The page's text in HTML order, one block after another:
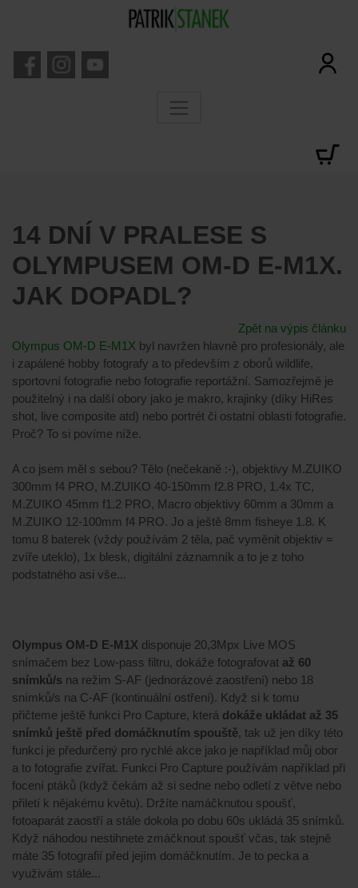
14 DNÍ V PRALESE S
OLYMPUSEM OM-D E-M1X.
JAK DOPADL?
Zpět na výpis článku
Olympus OM-D E-M1X byl navržen hlavně pro profesionály, ale
i zapálené hobby fotografy a to především z oborů wildlife,
sportovní fotografie nebo fotografie reportážní. Samozřejmě je
použitelný i na další obory jako je makro, krajinky (díky HiRes
shot, live composite atd) nebo portrét či ostatní oblasti fotografie.
Proč? To si povíme níže.
A co jsem měl s sebou? Tělo (nečekaně :-), objektivy M.ZUIKO
300mm f4 PRO, M.ZUIKO 40-150mm f2.8 PRO, 1.4x TC,
M.ZUIKO 45mm f1.2 PRO, Macro objektivy 60mm a 30mm a
M.ZUIKO 12-100mm f4 PRO. Jo a ještě 8mm fisheye 1.8. K
tomu 8 baterek (vždy používám 2 těla, pač vyměnit objektiv =
zvíře uteklo), 1x blesk, digitální záznamník a to je z toho
podstatného asi vše...
Olympus OM-D E-M1X disponuje 20,3Mpx Live MOS
snímačem bez Low-pass filtru, dokáže fotografovat až 60
snímků/s na režim S-AF (jednorázové zaostření) nebo 18
snímků/s na C-AF (kontinuální ostření). Když si k tomu
přičteme ještě funkci Pro Capture, která dokáže ukládat až 35
snímků ještě před domáčknutím spouště, tak už jen díky této
funkci je předurčený pro rychlé akce jako je například můj obor
a to fotografie zvířat. Funkci Pro Capture používám například při
focení ptáků (když čekám až si sedne nebo odletí z větve nebo
přiletí k nějakému květu). Držíte namáčknutou spoušť,
fotoaparát zaostří a stále dokola po dobu 60s ukládá 35 snímků.
Když náhodou nestihnete zmáčknout spoušť včas, tak stejně
máte 35 fotografií před jejím domáčknutím. Je to pecka a
využivám stále...